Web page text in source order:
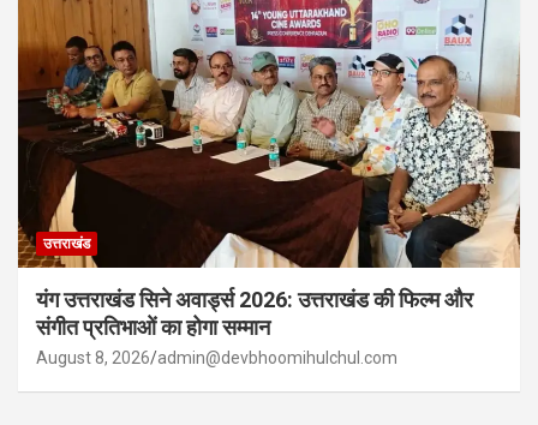
उत्तराखंड
यंग उत्तराखंड सिने अवार्ड्स 2026: उत्तराखंड की फिल्म और
संगीत प्रतिभाओं का होगा सम्मान
August 8, 2026 admin@devbhoomihulchul.com